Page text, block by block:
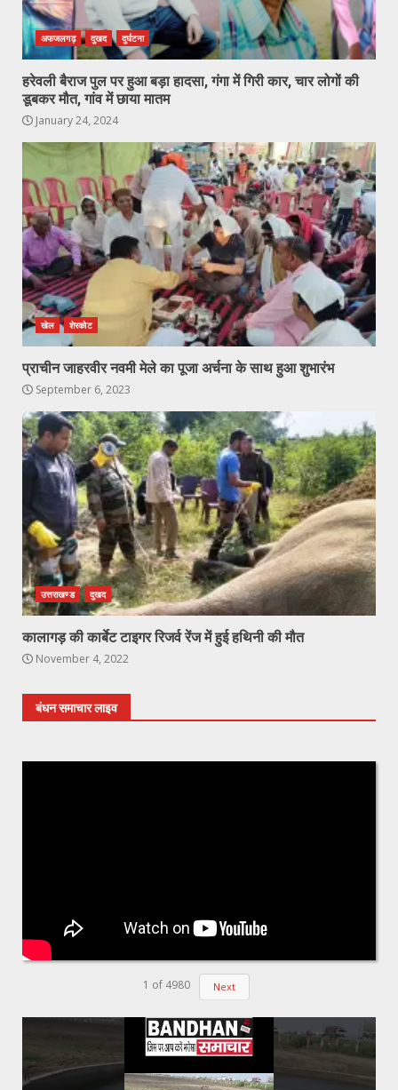
अफजलगढ़ दुखद दुर्घटना
हरेवली बैराज पुल पर हुआ बड़ा हादसा, गंगा में गिरी कार, चार लोगों की
डूबकर मौत, गांव में छाया मातम
January 24, 2024
खेल शेरकोट
प्राचीन जाहरवीर नवमी मेले का पूजा अर्चना के साथ हुआ शुभारंभ
September 6, 2023
उत्तराखण्ड दुखद
कालागड़ की कार्बेट टाइगर रिजर्व रेंज में हुई हथिनी की मौत
November 4, 2022
बंधन समाचार लाइव
1 of 4980 Next